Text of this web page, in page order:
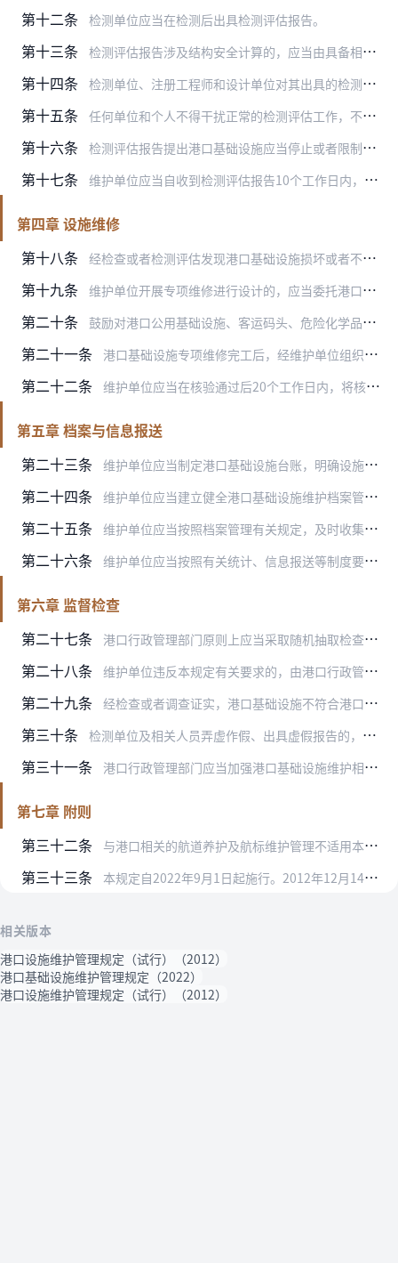
第十二条 检测单位应当在检测后出具检测评估报告。
第十三条 检测评估报告涉及结构安全计算的，应当由具备相应资格的注册工程师出具计算书，或者委托具有国家规定资质的设计单位出具计算书。
第十四条 检测单位、注册工程师和设计单位对其出具的检测评估报告或者计算书的合法性、真实性、准确性负责。
第十五条 任何单位和个人不得干扰正常的检测评估工作，不得伪造、篡改检测评估报告。
第十六条 检测评估报告提出港口基础设施应当停止或者限制使用的，维护单位应当立即停止或者限制使用，并设置必要的安全警示标志。
第十七条 维护单位应当自收到检测评估报告10个工作日内，将检测评估报告和停止、限制使用情况报送港口所在地的港口行政管理部门。港口行政管理部门作为维护单位的，应当按照要求报…
第四章 设施维修
第十八条
经检查或者检测评估发现港口基础设施损坏或者不满足使用要求的，维护单位应当及时维修，使其保持或者处于安全、适用状态。
第十九条 维护单位开展专项维修进行设计的，应当委托港口基础设施原设计单位或者不低于原设计单位资质等级的单位设计。
第二十条 鼓励对港口公用基础设施、客运码头、危险化学品码头等专项维修实施监理。
第二十一条 港口基础设施专项维修完工后，经维护单位组织核验后方可投入使用。
第二十二条 维护单位应当在核验通过后20个工作日内，将核验资料报送港口所在地的港口行政管理部门。港口行政管理部门作为维护单位的，应当按照要求报送上一级港口行政管理部门。
第五章 档案与信息报送
第二十三条
维护单位应当制定港口基础设施台账，明确设施的类别、数量、建设和运行情况、历史维护情况等。
第二十四条 维护单位应当建立健全港口基础设施维护档案管理制度，保证档案资料真实、准确和完整。
第二十五条 维护单位应当按照档案管理有关规定，及时收集、整理和归档维护计划、检查、检测评估、设计、维修、核验等纸质或者电子技术档案资料。
第二十六条 维护单位应当按照有关统计、信息报送等制度要求定期报送港口基础设施技术状态等信息。
第六章 监督检查
第二十七条
港口行政管理部门原则上应当采取随机抽取检查对象、随机选派执法检查人员方式，对港口基础设施的维护活动进行监督检查。监督检查结果应当及时向社会公布。
第二十八条 维护单位违反本规定有关要求的，由港口行政管理部门责令整改。港口行政管理部门作为维护单位的，由其上级港口行政管理部门责令整改。
第二十九条 经检查或者调查证实，港口基础设施不符合港口经营许可条件要求的，由港口行政管理部门依照《港口经营管理规定》第四十二条第一款的规定予以处罚。
第三十条 检测单位及相关人员弄虚作假、出具虚假报告的，由有关部门依据相关法规予以处罚。
第三十一条 港口行政管理部门应当加强港口基础设施维护相关单位和人员的信用管理，并按照规定将有关信息纳入信用信息共享平台。
第七章 附则
第三十二条
与港口相关的航道养护及航标维护管理不适用本规定，依照交通运输部有关规定执行。
第三十三条 本规定自2022年9月1日起施行。2012年12月14日交通运输部发布的《关于印发〈港口设施维护管理规定（试行）〉的通知》（交水发〔2012〕728号）同时废止…
相关版本
港口设施维护管理规定（试行）（2012）
港口基础设施维护管理规定（2022）
港口设施维护管理规定（试行）（2012）